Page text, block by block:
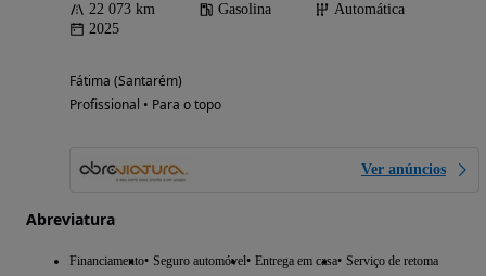
22 073 km Gasolina
Automática
2025
Fátima (Santarém)
Profissional • Para o topo
Ver anúncios
Abreviatura
Financiamento Seguro automóvel Entrega em casa Serviço de retoma